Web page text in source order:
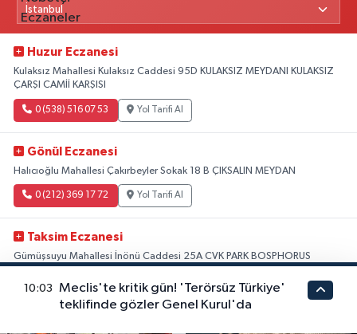
Huzur Eczanesi
Kulaksız Mahallesi Kulaksız Caddesi 95D KULAKSIZ MEYDANI KULAKSIZ
ÇARŞI CAMİİ KARŞISI
0 (538) 516 07 53 Yol Tarifi Al
Gönül Eczanesi
Halıcıoğlu Mahallesi Çakırbeyler Sokak 18 B ÇIKSALIN MEYDAN
0 (212) 369 17 72 Yol Tarifi Al
Taksim Eczanesi
Gümüşsuyu Mahallesi İnönü Caddesi 25A CVK PARK BOSPHORUS
0 (212) 249 50 99 Yol Tarifi Al
Tüm Nöbetçi Eczaneler
10:03
Meclis'te kritik gün! 'Terörsüz Türkiye'
teklifinde gözler Genel Kurul'da